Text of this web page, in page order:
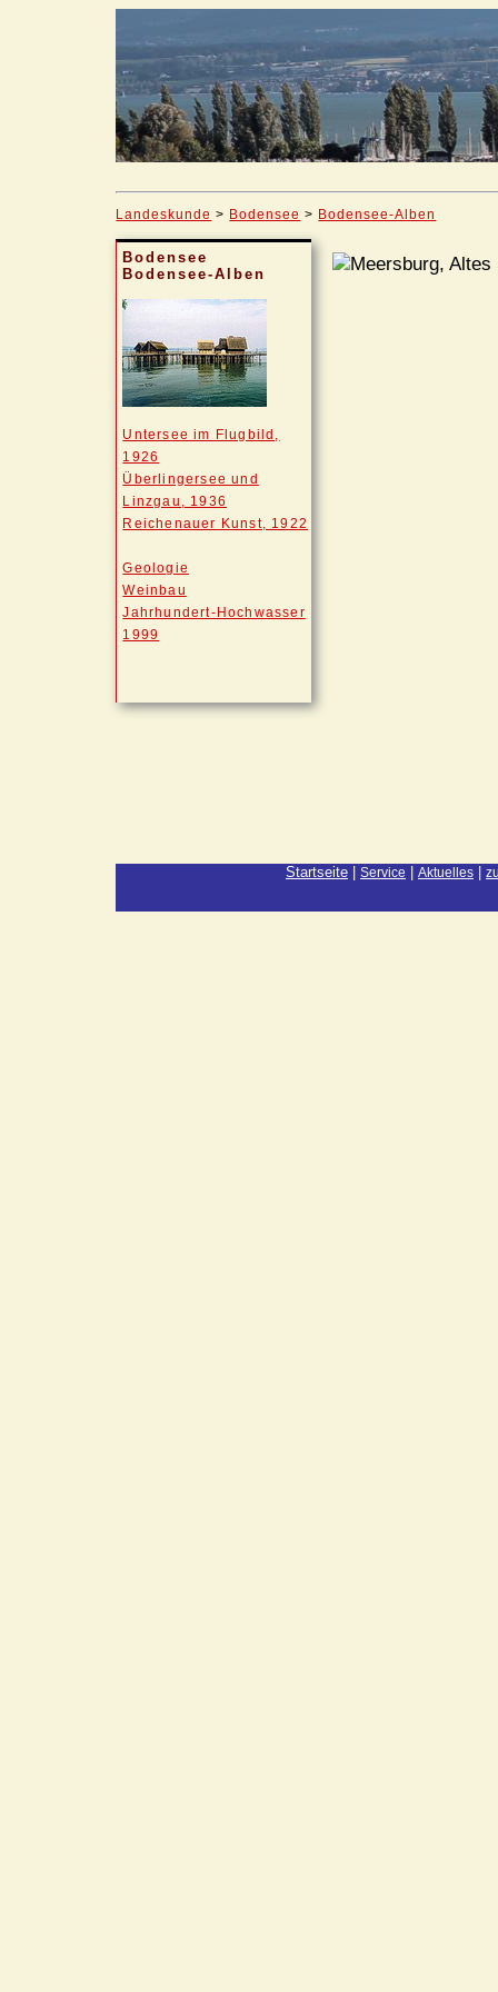
Landeskunde > Bodensee > Bodensee-Alben
Bodensee
Bodensee-Alben
Untersee im Flugbild,
1926
Überlingersee und
Linzgau, 1936
Reichenauer Kunst, 1922
Geologie
Weinbau
Jahrhundert-Hochwasser
1999
Startseite Service Aktuelles